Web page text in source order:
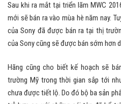
Sau khi ra mắt tại triển lãm MWC
mới sẽ bán ra vào mùa hè năm nay.
của Sony đã được bán ra tại thị
của Sony cũng sẽ được bán sớm hơn
Hãng cũng cho biết kế hoạch sẽ
trường Mỹ trong thời gian sắp tới
chưa được tiết lộ. Do đó bộ ba sản